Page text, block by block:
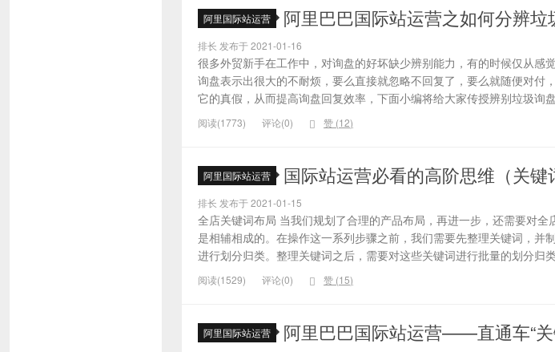
阿里国际站运营 阿里巴巴国际站运营之如何分辨垃
排长 发布于 2021-01-16
很多外贸新手在工作中，对询盘的好坏缺少辨别能力，有的时候仅从感
询盘表示出很大的不耐烦，要么直接就忽略不回复了，要么就随便对付
它的真假，从而提高询盘回复效率，下面小编将给大家传授辨别垃圾询
阅读(1773) 评论(0) 赞 (12)
阿里国际站运营 国际站运营必看的高阶思维（关键
排长 发布于 2021-01-15
全店关键词布局 当我们规划了合理的产品布局，再进一步，还需要对
是相辅相成的。在操作这一系列步骤之前，我们需要先整理关键词，并
进行划分归类。整理关键词之后，需要对这些关键词进行批量的划分归
阅读(1529) 评论(0) 赞 (15)
阿里国际站运营 阿里巴巴国际站运营——直通车“关